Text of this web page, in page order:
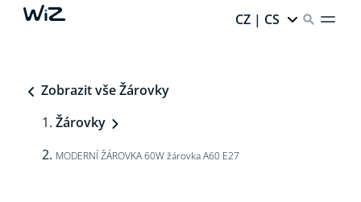
CZ | CS
Zobrazit vše Žárovky
Žárovky
MODERNÍ ŽÁROVKA 60W žárovka A60 E27